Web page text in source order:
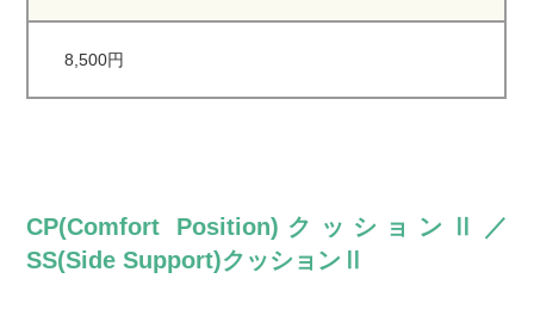
8,500円
CP(Comfort Position)クッションⅡ／
SS(Side Support)クッションⅡ